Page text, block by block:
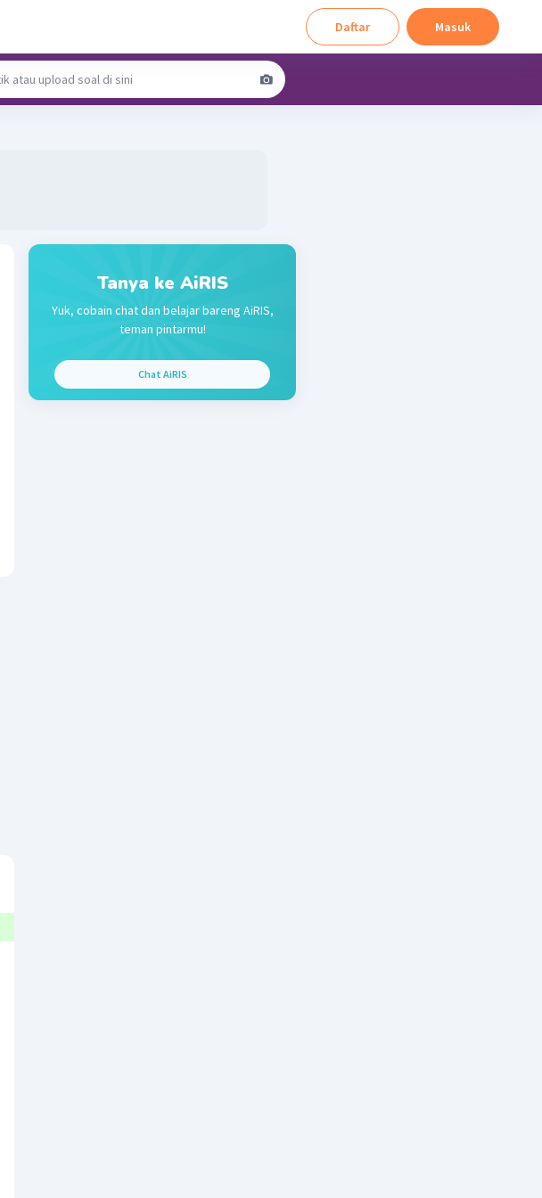
Daftar Masuk
Tanya ke AiRIS
Yuk, cobain chat dan belajar bareng AiRIS,
teman pintarmu!
Chat AiRIS